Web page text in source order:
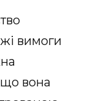
вимоги
вона